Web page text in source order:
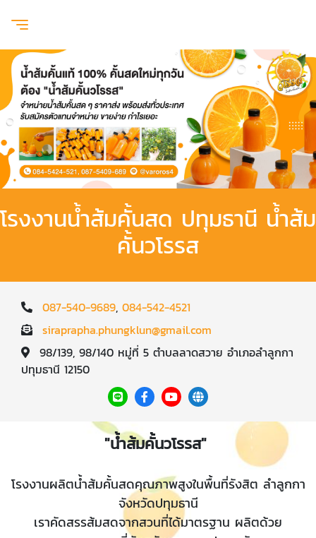
โรงงานน้ำส้มคั้นสด ปทุมธานี น้ำส้ม
คั้นวโรรส
087-540-9689, 084-542-4521
siraprapha.phungklun@gmail.com
98/139, 98/140 หมู่ที่ 5 ตำบลลาดสวาย อำเภอลำลูกกา
ปทุมธานี 12150
"น้ำส้มคั้นวโรรส"
โรงงานผลิตน้ำส้มคั้นสดคุณภาพสูงในพื้นที่รังสิต ลำลูกกา
จังหวัดปทุมธานี
เราคัดสรรส้มสดจากสวนที่ได้มาตรฐาน ผลิตด้วย